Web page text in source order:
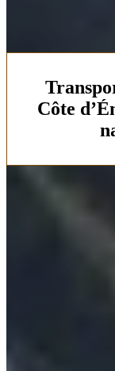
Côte